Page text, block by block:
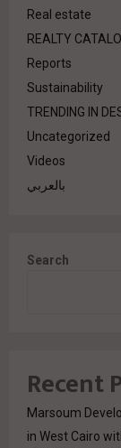
Real estate
REALTY
Reports
Sustainability
TRENDING IN
Uncategorized
Videos
بالعربي
Search
Recent
Marsoum
in West Cairo